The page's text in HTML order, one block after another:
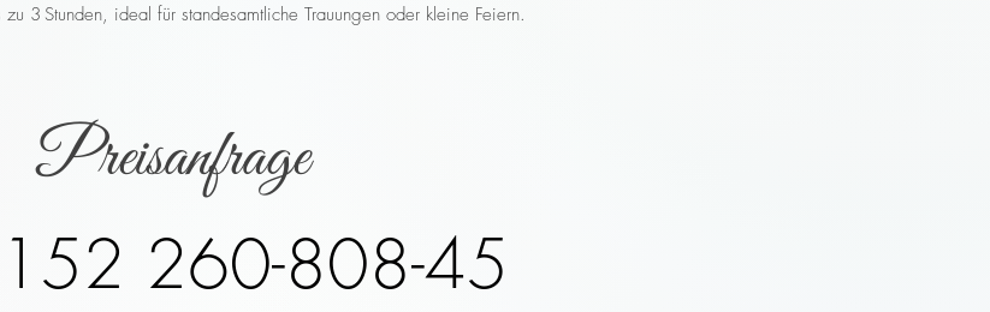
3 Stunden, ideal für standesamtliche Trauungen oder kleine Feiern.
Preisanfrage
260-808-45